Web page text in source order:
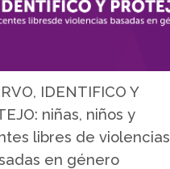
IDENTIFICO Y
niñas, niños y
libres de violencias
en género